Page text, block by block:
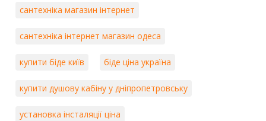
сантехніка магазин інтернет
сантехніка інтернет магазин одеса
купити біде київ біде ціна україна
купити душову кабіну у дніпропетровську
установка інсталяції ціна